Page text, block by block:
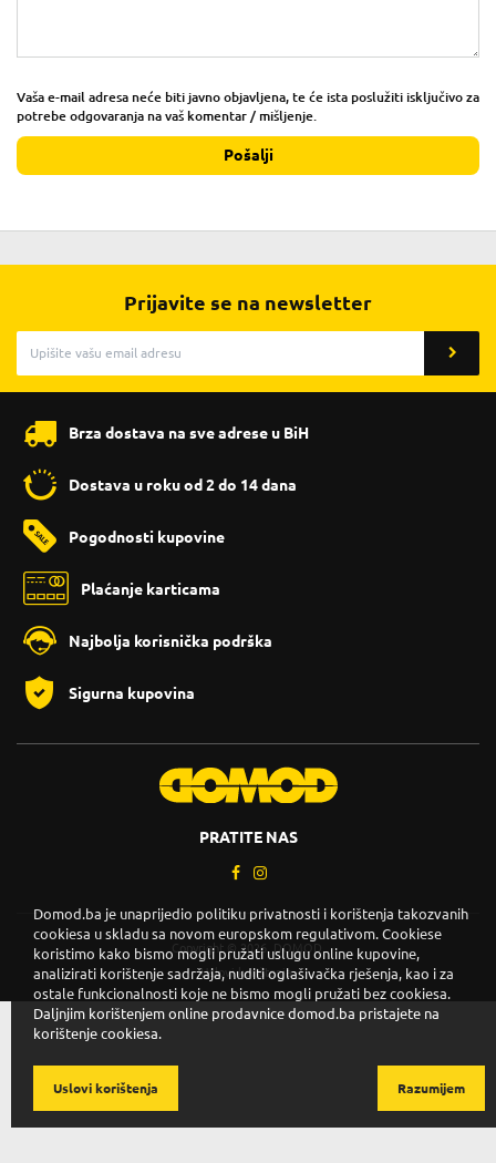
Vaša e-mail adresa neće biti javno objavljena, te će ista poslužiti isključivo za
potrebe odgovaranja na vaš komentar / mišljenje.
Pošalji
Prijavite se na newsletter
Brza dostava na sve adrese u BiH
Dostava u roku od 2 do 14 dana
Pogodnosti kupovine
Plaćanje karticama
Najbolja korisnička podrška
Sigurna kupovina
PRATITE NAS
Copyright © 2026. DOMOD.
Uslovi korištenja.
Domod.ba je unaprijedio politiku privatnosti i korištenja takozvanih
cookiesa u skladu sa novom europskom regulativom. Cookiese
koristimo kako bismo mogli pružati uslugu online kupovine,
analizirati korištenje sadržaja, nuditi oglašivačka rješenja, kao i za
ostale funkcionalnosti koje ne bismo mogli pružati bez cookiesa.
Daljnjim korištenjem online prodavnice domod.ba pristajete na
korištenje cookiesa.
Razumijem
Uslovi korištenja